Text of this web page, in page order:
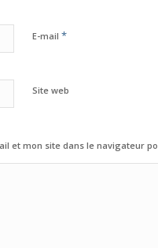
E-mail *
Site web
et mon site dans le navigateur